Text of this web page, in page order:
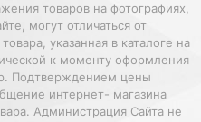
товаров на фотографиях,
могут отличаться от
указанная в каталоге на
к моменту оформления
Подтверждением цены
интернет- магазина
Администрация Сайта не